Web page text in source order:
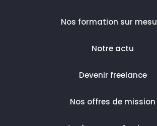
Nos formation sur
Notre actu
Devenir freelance
Nos offres de mission